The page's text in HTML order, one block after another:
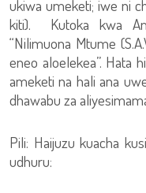
ukiwa umeketi; iwe ni
kiti). Kutoka kwa
“Nilimuona Mtume
eneo aloelekea”. Hata
ameketi na hali ana
dhawabu za
Pili: Haijuzu kuacha
udhuru: